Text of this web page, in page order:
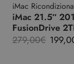
iMac
iMac 21.5″
FusionDrive
279,00€